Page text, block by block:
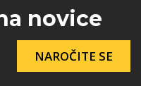
novice
NAROČITE SE